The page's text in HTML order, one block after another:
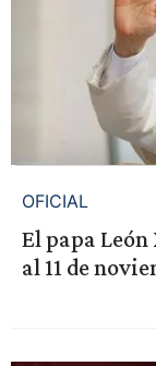
OFICIAL
El papa
al 11 de